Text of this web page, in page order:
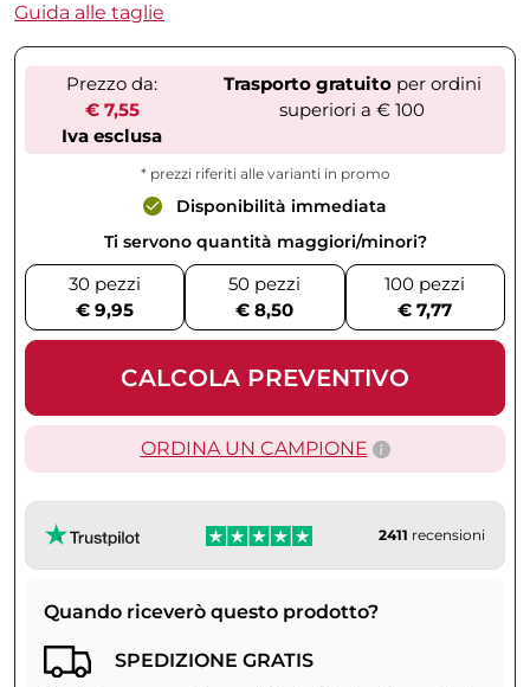
Guida alle taglie
Prezzo da:
€ 7,55
Iva esclusa
Trasporto gratuitoper ordini
superiori a € 100
* prezzi riferiti alle varianti in promo
Disponibilità immediata
Ti servono quantità maggiori/minori?
30 pezzi
€ 9,95
50 pezzi
€ 8,50
100 pezzi
€ 7,77
CALCOLA PREVENTIVO
ORDINA UN CAMPIONE
2411 recensioni
Quando riceverò questo prodotto?
SPEDIZIONE GRATIS